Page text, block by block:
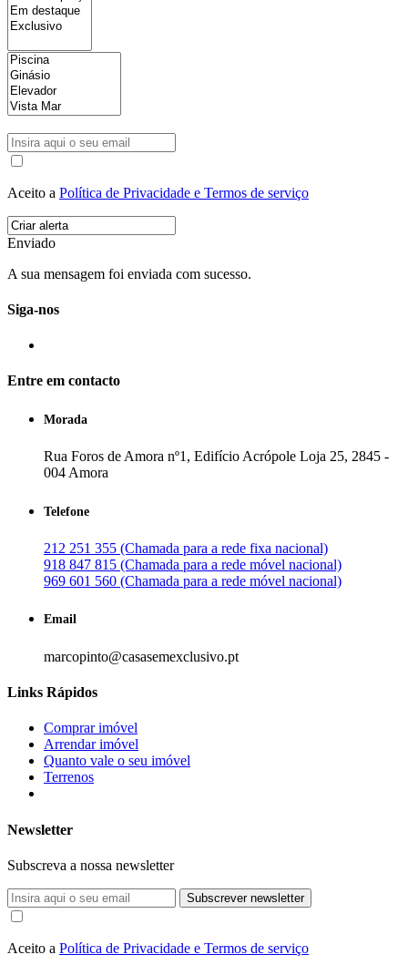
Aceito a Política de Privacidade e Termos de serviço
Enviado
A sua mensagem foi enviada com sucesso.
Siga-nos
Entre em contacto
Morada
Rua Foros de Amora nº1, Edifício Acrópole Loja 25, 2845 -
004 Amora
Telefone
212 251 355 (Chamada para a rede fixa nacional)
918 847 815 (Chamada para a rede móvel nacional)
969 601 560 (Chamada para a rede móvel nacional)
Email
marcopinto@casasemexclusivo.pt
Links Rápidos
Comprar imóvel
Arrendar imóvel
Quanto vale o seu imóvel
Terrenos
Newsletter
Subscreva a nossa newsletter
Subscrever newsletter
Aceito a Política de Privacidade e Termos de serviço